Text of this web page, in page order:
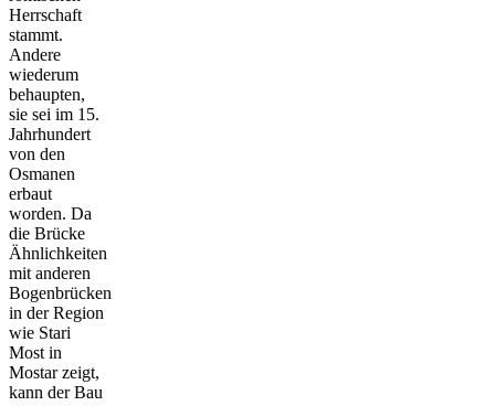
Herrschaft
stammt.
Andere
wiederum
behaupten,
sie sei im 15.
Jahrhundert
von den
Osmanen
erbaut
worden. Da
die Brücke
Ähnlichkeiten
mit anderen
Bogenbrücken
in der Region
wie Stari
Most in
Mostar zeigt,
kann der Bau